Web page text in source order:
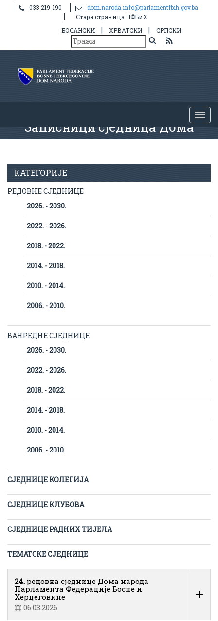
033 219-190
dom.naroda.info@parlamentfbih.gov.ba
Стара страница ПФБиХ
БОСАНСКИ
| ХРВАТСКИ | СРПСКИ
Записници сједница Дома
КАТЕГОРИЈЕ
РЕДОВНЕ СЈЕДНИЦЕ
2026. - 2030.
2022. - 2026.
2018. - 2022.
2014. - 2018.
2010. - 2014.
2006. - 2010.
ВАНРЕДНЕ СЈЕДНИЦЕ
2026. - 2030.
2022. - 2026.
2018. - 2022.
2014. - 2018.
2010. - 2014.
2006. - 2010.
СЈЕДНИЦЕ КОЛЕГИЈА
СЈЕДНИЦЕ КЛУБОВА
СЈЕДНИЦЕ РАДНИХ ТИЈЕЛА
ТЕМАТСКЕ СЈЕДНИЦЕ
24. редовна сједнице Дома народа
Парламента Федерације Босне и
Херцеговине
06.03.2026